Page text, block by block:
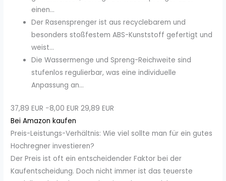
einen...
Der Rasensprenger ist aus recyclebarem und
besonders stoßfestem ABS-Kunststoff gefertigt und
weist...
Die Wassermenge und Spreng-Reichweite sind
stufenlos regulierbar, was eine individuelle
Anpassung an...
37,89 EUR −8,00 EUR 29,89 EUR
Bei Amazon kaufen
Preis-Leistungs-Verhältnis: Wie viel sollte man für ein gutes
Hochregner investieren?
Der Preis ist oft ein entscheidender Faktor bei der
Kaufentscheidung. Doch nicht immer ist das teuerste